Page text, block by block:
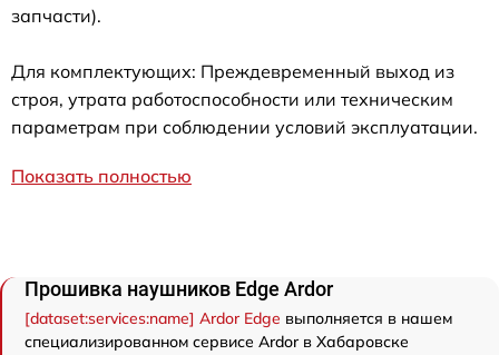
запчасти).
Для комплектующих: Преждевременный выход из
строя, утрата работоспособности или техническим
параметрам при соблюдении условий эксплуатации.
Показать полностью
Прошивка наушников Edge Ardor
[dataset:services:name] Ardor Edge выполняется в нашем
специализированном сервисе Ardor в Хабаровске